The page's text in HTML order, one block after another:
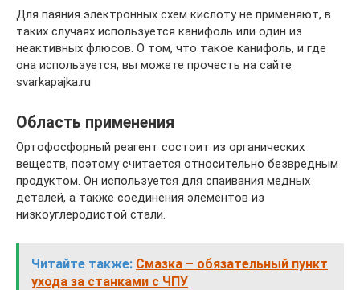
Для паяния электронных схем кислоту не применяют, в
таких случаях используется канифоль или один из
неактивных флюсов. О том, что такое канифоль, и где
она используется, вы можете прочесть на сайте
svarkapajka.ru
Область применения
Ортофосфорный реагент состоит из органических
веществ, поэтому считается относительно безвредным
продуктом. Он используется для спаивания медных
деталей, а также соединения элементов из
низкоуглеродистой стали.
Читайте также: Смазка – обязательный пункт
ухода за станками с ЧПУ